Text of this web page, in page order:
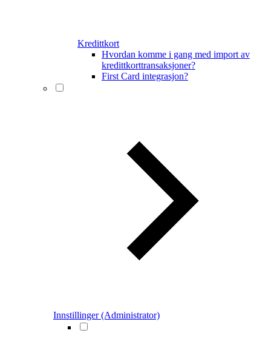
Kredittkort
Hvordan komme i gang med import av
kredittkorttransaksjoner?
First Card integrasjon?
Innstillinger (Administrator)